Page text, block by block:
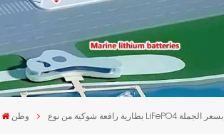
وطن بطارية رافعة شوكية من نوع LiFePO4 بسعر الجملة